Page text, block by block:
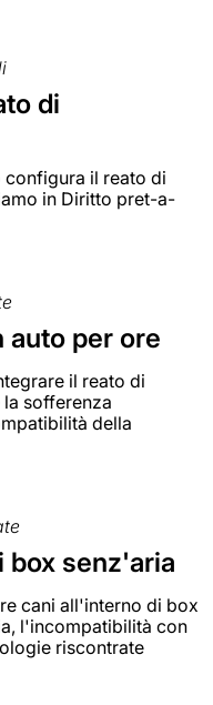
di
il reato di
in Diritto pret-a-
auto per ore
il reato di
sofferenza
della
box senz'aria
cani all'interno di box
l'incompatibilità con
riscontrate